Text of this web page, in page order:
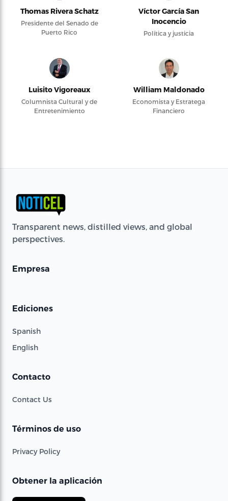
Thomas Rivera Schatz
Presidente del Senado de
Puerto Rico
Víctor García San
Inocencio
Política y justicia
Luisito Vigoreaux
Columnista Cultural y de
Entretenimiento
William Maldonado
Economista y Estratega
Financiero
Transparent news, distilled views, and global
perspectives.
Empresa
Ediciones
Spanish
English
Contacto
Contact Us
Términos de uso
Privacy Policy
Obtener la aplicación